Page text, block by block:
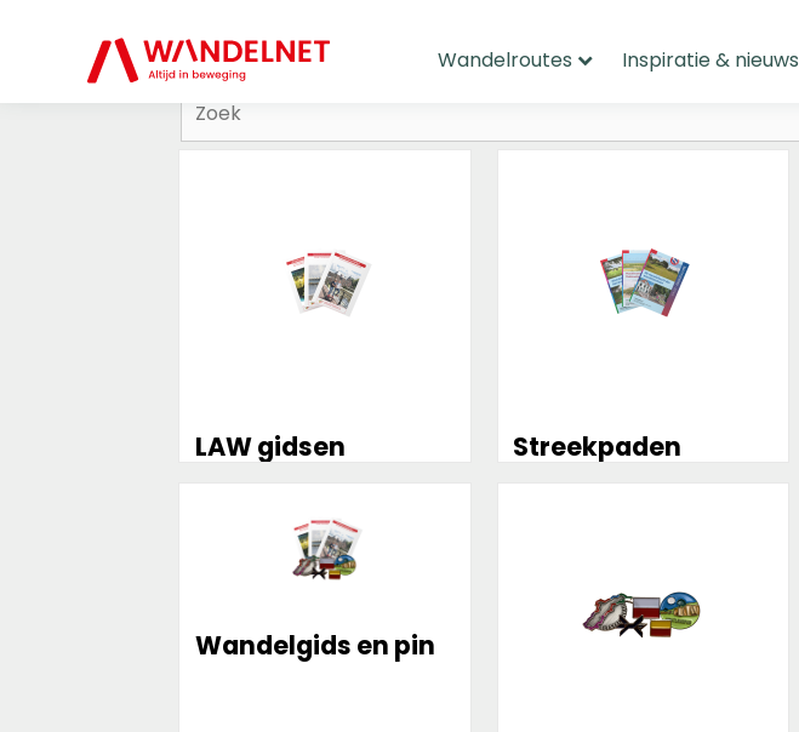
Wandelroutes Inspiratie & nieuws
LAW gidsen Streekpaden
Wandelgids en pin